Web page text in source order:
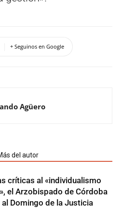
+ Seguinos en Google
Agüero
del autor
críticas al «individualismo
el Arzobispado de Córdoba
Domingo de la Justicia